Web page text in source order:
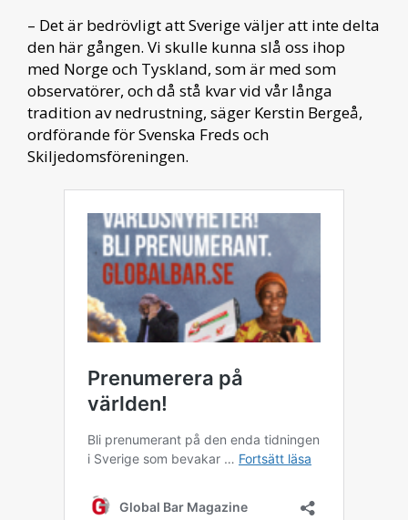
– Det är bedrövligt att Sverige väljer att inte delta
den här gången. Vi skulle kunna slå oss ihop
med Norge och Tyskland, som är med som
observatörer, och då stå kvar vid vår långa
tradition av nedrustning, säger Kerstin Bergeå,
ordförande för Svenska Freds och
Skiljedomsföreningen.